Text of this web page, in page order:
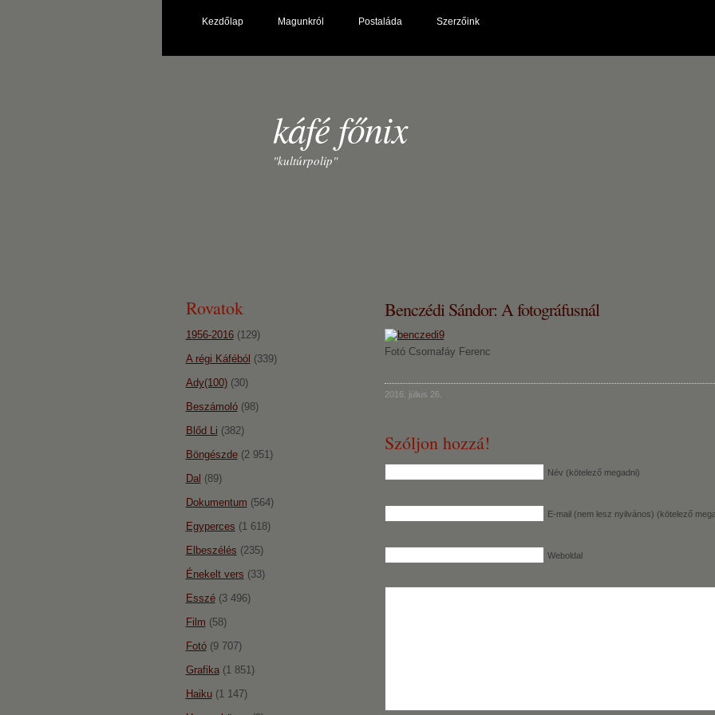
Kezdőlap Magunkról Postaláda Szerzőink
káfé főnix
"kultúrpolip"
Benczédi Sándor: A fotográfusnál
Fotó Csomafáy Ferenc
2016. július 26.
Szóljon hozzá!
Név (kötelező megadni)
E-mail (nem lesz nyilvános) (kötelező
Weboldal
Rovatok
1956-2016(129)
A régi Káféból (339)
Ady(100)(30)
Beszámoló(98)
Blőd Li (382)
Böngészde(2 951)
Dal (89)
Dokumentum (564)
Egyperces (1 618)
Elbeszélés (235)
Énekelt vers (33)
Esszé(3 496)
Film (58)
Fotó(9 707)
Grafika(1 851)
Haiku(1 147)